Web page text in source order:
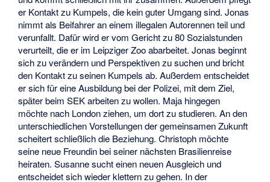
er Kontakt zu Kumpels, die kein guter Umgang sind. Jonas
nimmt als Beifahrer an einem illegalen Autorennen teil und
verunfallt. Dafür wird er vom Gericht zu 80 Sozialstunden
verurteilt, die er im Leipziger Zoo abarbeitet. Jonas beginnt
sich zu verändern und Perspektiven zu suchen und bricht
den Kontakt zu seinen Kumpels ab. Außerdem entscheidet
er sich für eine Ausbildung bei der Polizei, mit dem Ziel,
später beim SEK arbeiten zu wollen. Maja hingegen
möchte nach London ziehen, um dort zu studieren. An den
unterschiedlichen Vorstellungen der gemeinsamen Zukunft
scheitert schließlich die Beziehung. Christoph möchte
seine neue Freundin bei seiner nächsten Brasilienreise
heiraten. Susanne sucht einen neuen Ausgleich und
entscheidet sich wieder klettern zu gehen. In der